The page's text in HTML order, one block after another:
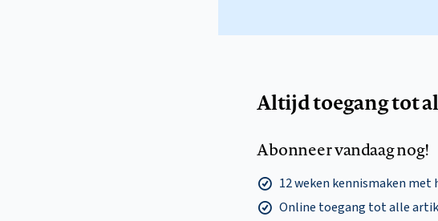
Altijd toegang tot
Abonneer vandaag nog!
12 weken kennismaken met
Online toegang tot alle